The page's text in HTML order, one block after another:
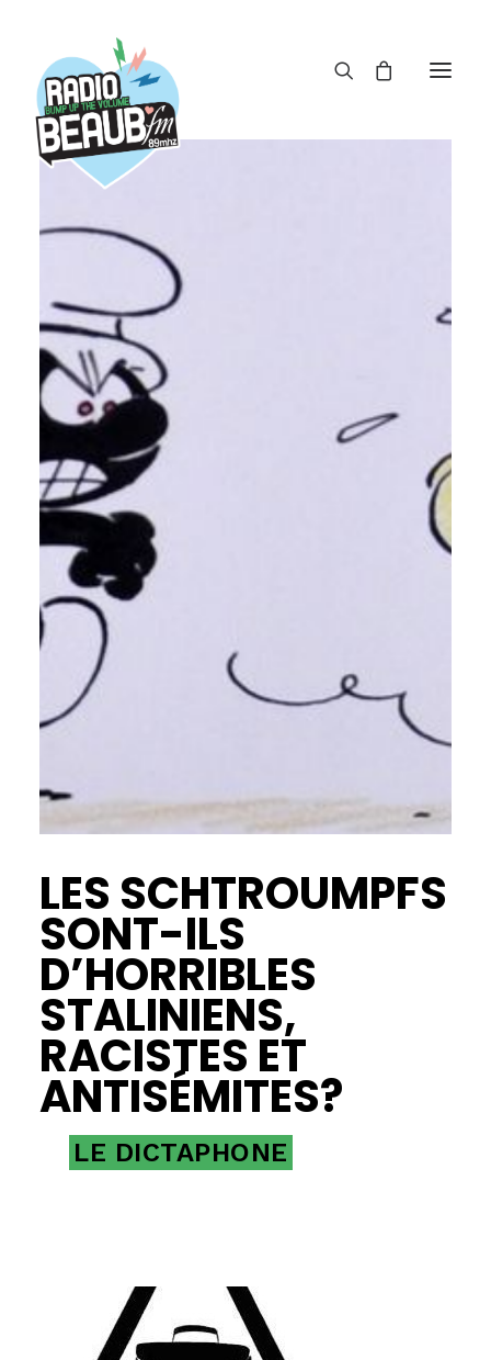
REPLAY
BOUTIQUE
LES SCHTROUMPFS
SONT-ILS
D’HORRIBLES
STALINIENS,
RACISTES ET
ANTISÉMITES?
LE DICTAPHONE